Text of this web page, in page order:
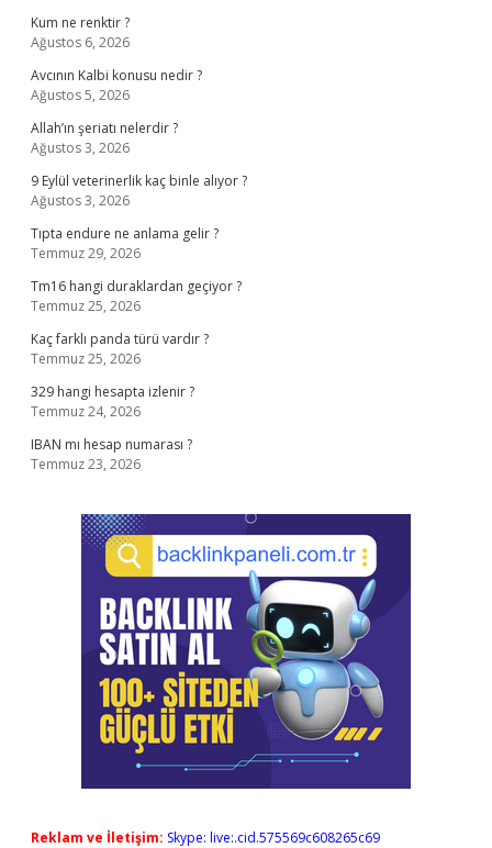
Kum ne renktir ?
Ağustos 6, 2026
Avcının Kalbi konusu nedir ?
Ağustos 5, 2026
Allah’ın şeriatı nelerdir ?
Ağustos 3, 2026
9 Eylül veterinerlik kaç binle alıyor ?
Ağustos 3, 2026
Tıpta endure ne anlama gelir ?
Temmuz 29, 2026
Tm16 hangi duraklardan geçiyor ?
Temmuz 25, 2026
Kaç farklı panda türü vardır ?
Temmuz 25, 2026
329 hangi hesapta izlenir ?
Temmuz 24, 2026
IBAN mı hesap numarası ?
Temmuz 23, 2026
Reklam ve İletişim: Skype: live:.cid.575569c608265c69